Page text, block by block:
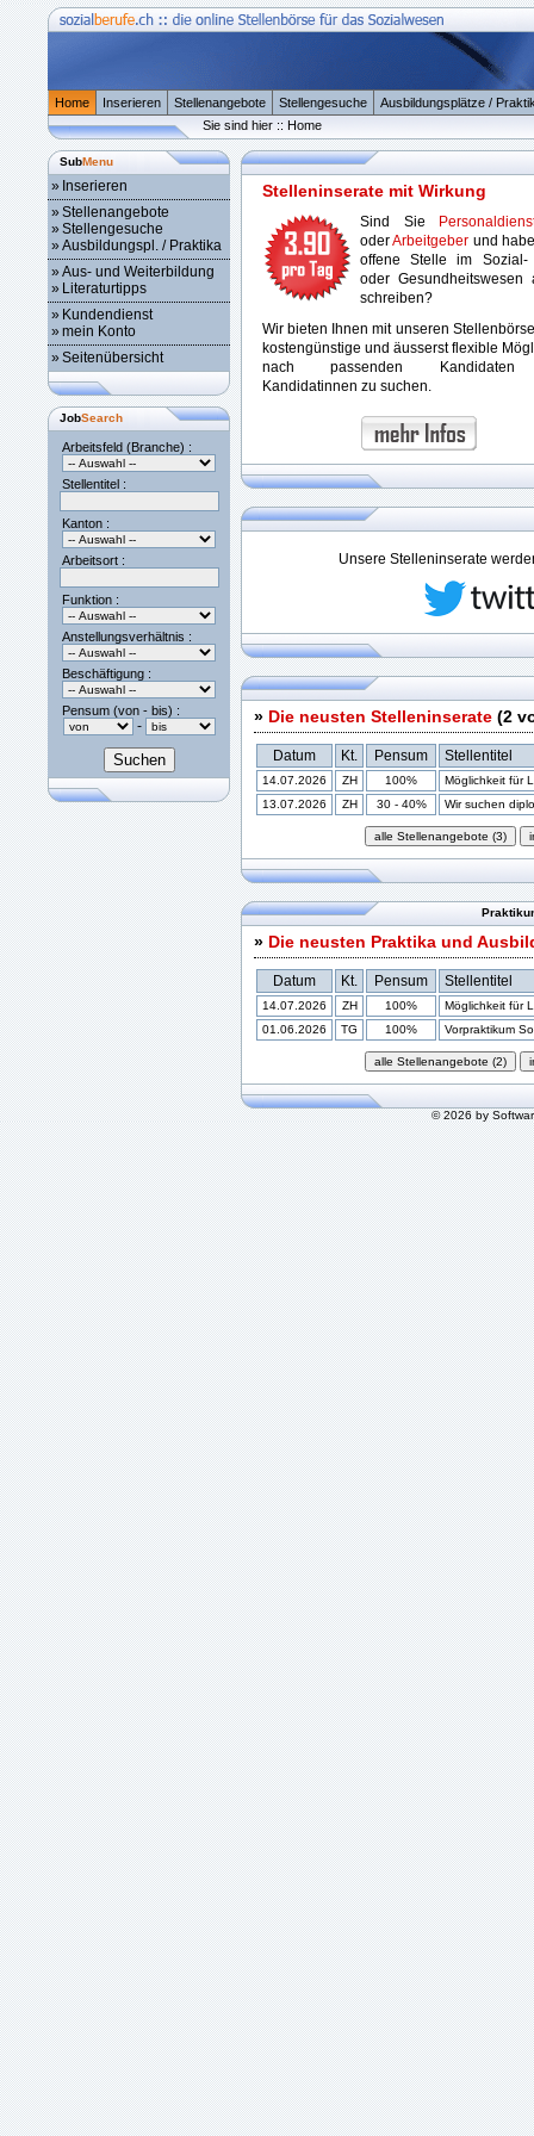
Home Inserieren Stellenangebote Stellengesuche
Ausbildungsplätze /
Sie sind hier :: Home
SubMenu
» Inserieren
»Stellenangebote
»Stellengesuche
»Ausbildungspl. / Praktika
»Aus- und Weiterbildung
» Literaturtipps
» Kundendienst
»mein Konto
»Seitenübersicht
JobSearch
Arbeitsfeld (Branche) :
Stellentitel :
Kanton :
Arbeitsort :
Funktion :
Anstellungsverhältnis :
Beschäftigung :
Pensum (von - bis) :
-
Stelleninserate mit Wirkung
Sind Sie
oderArbeitgeber und
offene Stelle im
oder Gesundheitswesen
schreiben?
Wir bieten Ihnen mit unseren
kostengünstige und äusserst flexible
nach passenden
Kandidatinnen zu suchen.
Unsere Stelleninserate
» Die neusten Stelleninserate (2
Datum Kt. Pensum Stellentitel
14.07.2026 ZH 100%
Möglichkeit für
13.07.2026
ZH 30 - 40% Wir suchen
» Die neusten Praktika und
Datum Kt. Pensum Stellentitel
14.07.2026 ZH 100%
Möglichkeit für
01.06.2026
TG 100% Vorpraktikum
© 2026 by